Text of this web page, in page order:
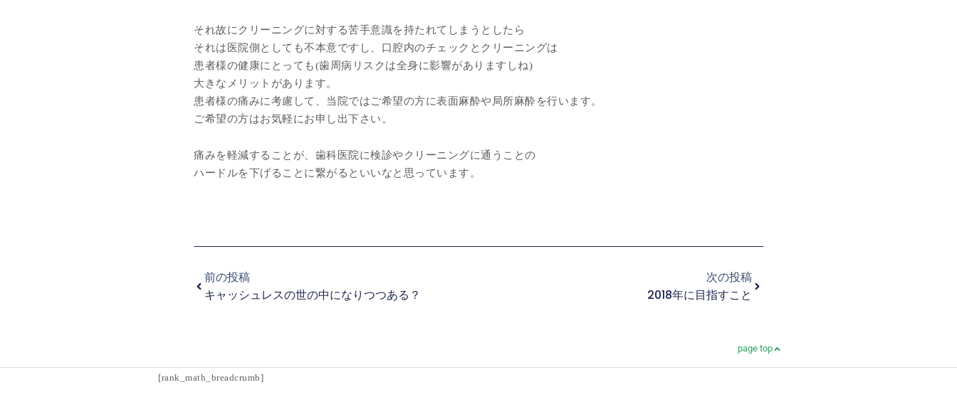
それ故にクリーニングに対する苦手意識を持たれてしまうとしたら
それは医院側としても不本意ですし、口腔内のチェックとクリーニングは
患者様の健康にとっても(歯周病リスクは全身に影響がありますしね)
大きなメリットがあります。
患者様の痛みに考慮して、当院ではご希望の方に表面麻酔や局所麻酔を行います。
ご希望の方はお気軽にお申し出下さい。
痛みを軽減することが、歯科医院に検診やクリーニングに通うことの
ハードルを下げることに繋がるといいなと思っています。
前の投稿
キャッシュレスの世の中になりつつある？
次の投稿
2018年に目指すこと
page top
[rank_math_breadcrumb]